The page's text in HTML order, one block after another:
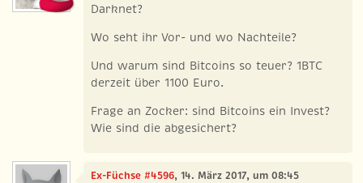
Darknet?
Wo seht ihr Vor- und wo Nachteile?
Und warum sind Bitcoins so teuer? 1BTC
derzeit über 1100 Euro.
Frage an Zocker: sind Bitcoins ein Invest?
Wie sind die abgesichert?
Ex-Füchse #4596, 14. März 2017, um 08:45